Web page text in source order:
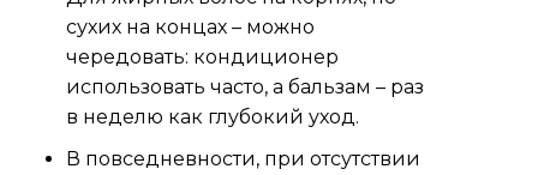
сухих на концах – можно
чередовать: кондиционер
использовать часто, а бальзам – раз
в неделю как глубокий уход.
В повседневности, при отсутствии